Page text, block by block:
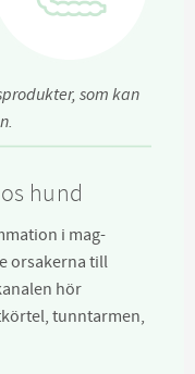
som kan
hund
i mag-
orsakerna till
hör
tunntarmen,